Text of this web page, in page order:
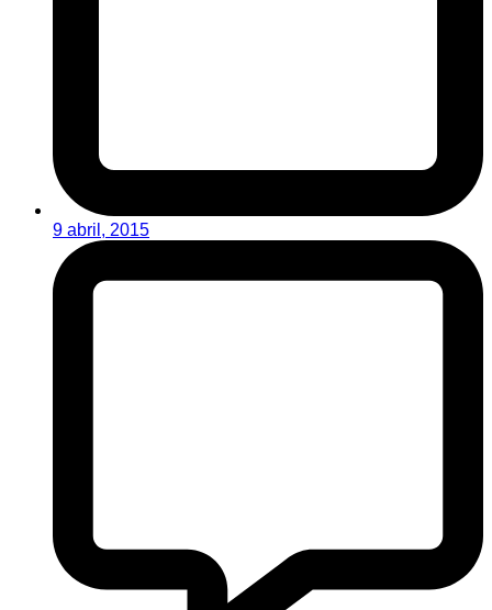
9 abril, 2015